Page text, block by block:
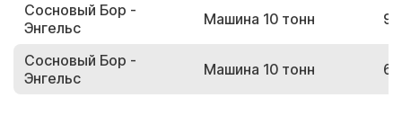
Сосновый Бор -
Энгельс
Машина 10 тонн
Сосновый Бор -
Энгельс
Машина 10 тонн